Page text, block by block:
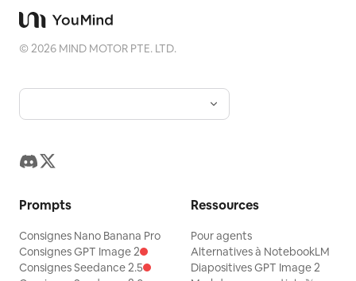
©2026 MIND MOTOR PTE. LTD.
Prompts
Consignes Nano Banana Pro
Consignes GPT Image 2
Consignes Seedance 2.5
Ressources
Pour agents
Alternatives à NotebookLM
Diapositives GPT Image 2